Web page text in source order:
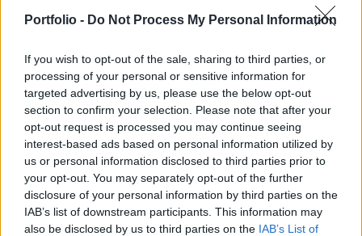
Portfolio - Do Not Process My Personal Information
If you wish to opt-out of the sale, sharing to third parties, or
processing of your personal or sensitive information for
targeted advertising by us, please use the below opt-out
section to confirm your selection. Please note that after your
opt-out request is processed you may continue seeing
interest-based ads based on personal information utilized by
us or personal information disclosed to third parties prior to
your opt-out. You may separately opt-out of the further
disclosure of your personal information by third parties on the
IAB’s list of downstream participants. This information may
also be disclosed by us to third parties on the IAB’s List of
Trump a tájékoztató elején egyik mondatában úgy
fogalmazott, az Egyesült Államok egy éjszaka
alatt ki tudná iktatni Iránt, ez "az éjszaka pedig
akár a holnapi is lehet", utalva ezzel a közel-keleti
állammal szemben intézett ultimátumára.
Donald Trump, amerikai elnök azelőtt, hogy részletezni
kezdte volna az általa komplex és nagyszabású akciónak
nevezett műveletet, amelynek keretében sikeresen
kimentették az iráni területen lelőtt F-15-ös
vadászrepülőgép pilótáit, kijelentette, hogy az Egyesült
Államok egy éjszaka alatt ki tudná iktatni Iránt, ez "az